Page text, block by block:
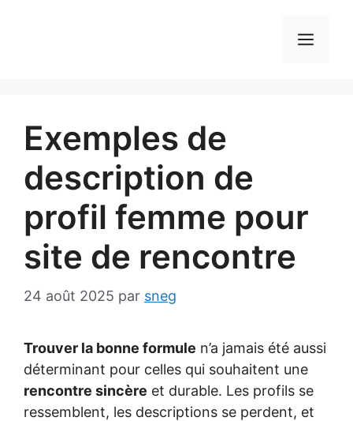
Exemples de
description de
profil femme pour
site de rencontre
24 août 2025 par sneg
Trouver la bonne formule n’a jamais été aussi
déterminant pour celles qui souhaitent une
rencontre sincère et durable. Les profils se
ressemblent, les descriptions se perdent, et